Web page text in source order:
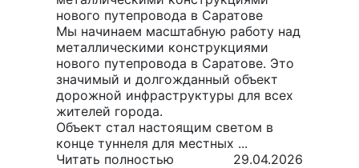
нового путепровода в Саратове
Мы начинаем масштабную работу над
металлическими конструкциями
нового путепровода в Саратове. Это
значимый и долгожданный объект
дорожной инфраструктуры для всех
жителей города.
Объект стал настоящим светом в
конце туннеля для местных ...
Читать полностью
29.04.2026